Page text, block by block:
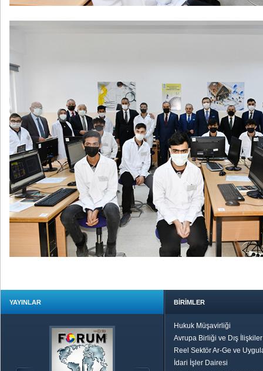
YAYINLAR BİRİMLER
Hukuk Müşavirliği
Avrupa Birliği ve Dış
Reel Sektör Ar-Ge ve
İdari İşler Dairesi